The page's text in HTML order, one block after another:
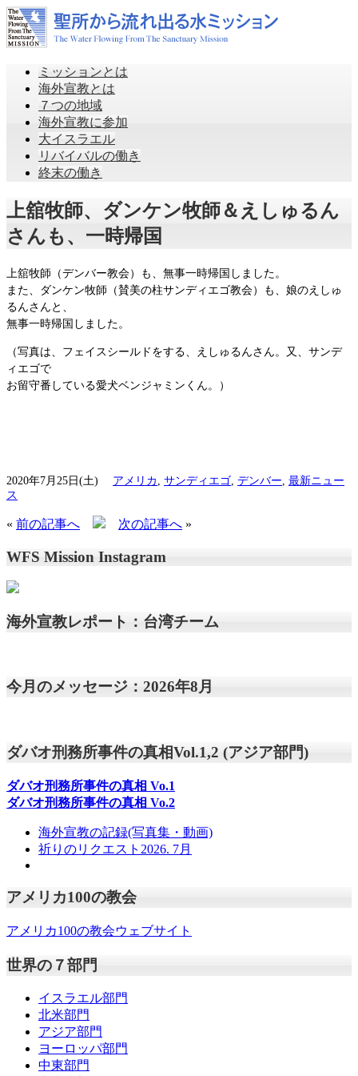
ミッションとは
海外宣教とは
７つの地域
海外宣教に参加
大イスラエル
リバイバルの働き
終末の働き
上舘牧師、ダンケン牧師＆えしゅるん
さんも、一時帰国
上舘牧師（デンバー教会）も、無事一時帰国しました。
また、ダンケン牧師（賛美の柱サンディエゴ教会）も、娘のえしゅ
るんさんと、
無事一時帰国しました。
（写真は、フェイスシールドをする、えしゅるんさん。又、サンデ
ィエゴで
お留守番している愛犬ベンジャミンくん。）
2020年7月25日(土) アメリカ サンディエゴ デンバー 最新ニュー
ス
« 前の記事へ 次の記事へ »
WFS Mission Instagram
海外宣教レポート：台湾チーム
今月のメッセージ：2026年8月
ダバオ刑務所事件の真相Vol.1,2 (アジア部門)
ダバオ刑務所事件の真相 Vo.1
ダバオ刑務所事件の真相 Vo.2
海外宣教の記録(写真集・動画)
祈りのリクエスト2026. 7月
アメリカ100の教会
アメリカ100の教会ウェブサイト
世界の７部門
イスラエル部門
北米部門
アジア部門
ヨーロッパ部門
中東部門